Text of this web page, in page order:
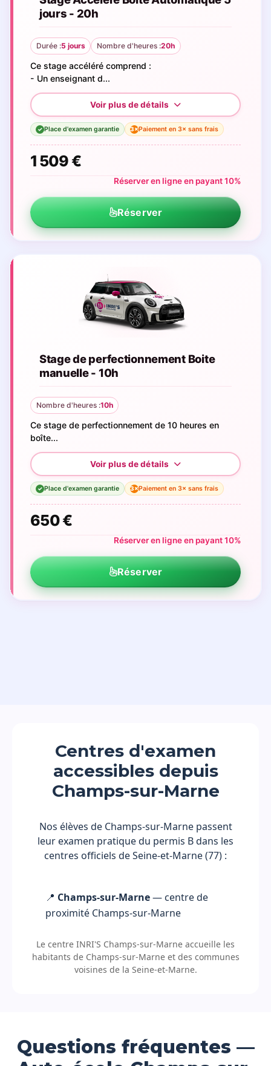
jours - 20h
Durée :5 jours Nombre d'heures :20h
Ce stage accéléré comprend :
- Un enseignant d...
✓ Place d'examen garantie 3×Paiement en 3× sans frais
1 509 €
Réserver en ligne en payant 10%
Réserver
Stage de perfectionnement Boite
manuelle - 10h
Nombre d'heures :10h
Ce stage de perfectionnement de 10 heures en
boîte...
✓ Place d'examen garantie 3×Paiement en 3× sans frais
650 €
Réserver en ligne en payant 10%
Réserver
Centres d'examen
accessibles depuis
Champs-sur-Marne
Nos élèves de Champs-sur-Marne passent
leur examen pratique du permis B dans les
centres officiels de Seine-et-Marne (77) :
📍 Champs-sur-Marne— centre de
proximité Champs-sur-Marne
Le centre INRI'S Champs-sur-Marne accueille les
habitants de Champs-sur-Marne et des communes
voisines de la Seine-et-Marne.
Questions fréquentes —